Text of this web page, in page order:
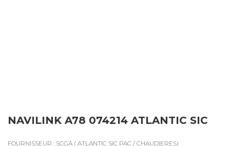
NAVILINK A78 074214 ATLANTIC SIC
FOURNISSEUR : SCGA ( ATLANTIC SIC PAC / CHAUDIERES)